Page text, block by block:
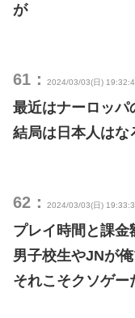
が
61： 2024/03/03(日)
最近はナーロッパ
結局は日本人はな
62： 2024/03/03(日)
プレイ時間と課
男子校生やJNが
それこそクソゲー